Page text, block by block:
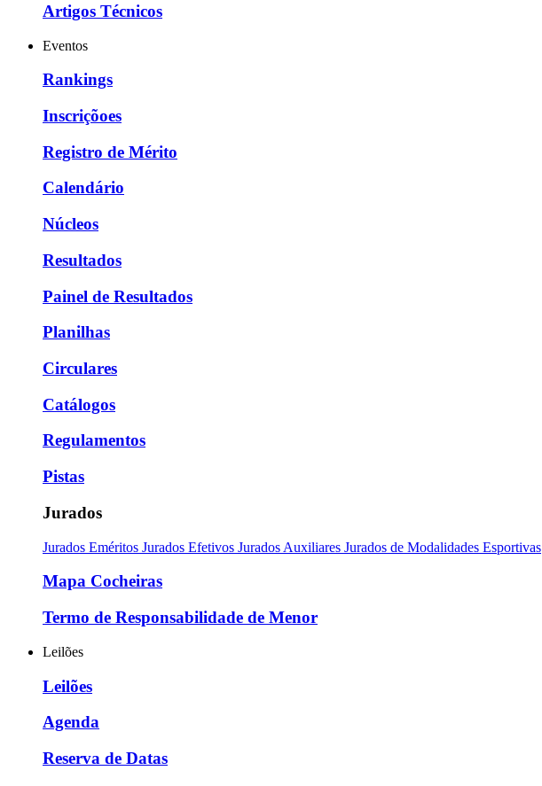
Artigos Técnicos
Eventos
Rankings
Inscriçõoes
Registro de Mérito
Calendário
Núcleos
Resultados
Painel de Resultados
Planilhas
Circulares
Catálogos
Regulamentos
Pistas
Jurados
Jurados Eméritos Jurados Efetivos Jurados Auxiliares Jurados de Modalidades Esportivas
Mapa Cocheiras
Termo de Responsabilidade de Menor
Leilões
Leilões
Agenda
Reserva de Datas